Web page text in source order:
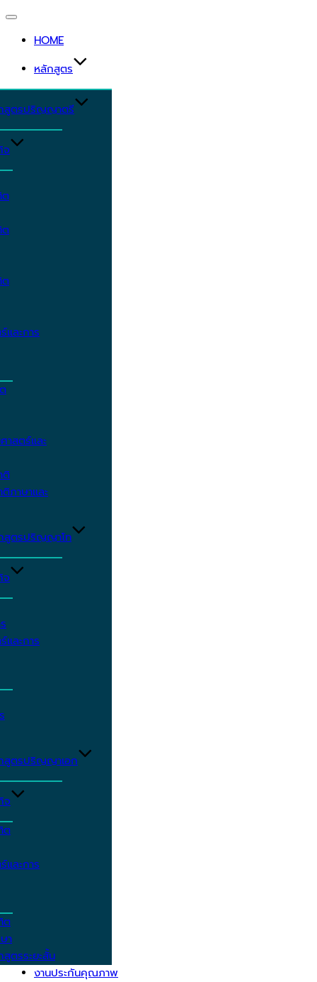
Toggle
navigation
HOME
หลักสูตร
สูตรปริญญาตรี
จ
ต
ต
ต
ละการ
สตร์และ
ติ
ภาษาและ
สูตรปริญญาโท
จ
ละการ
สูตรปริญญาเอก
จ
ต
ละการ
ต
า
ตรระยะสั้น
งานประกันคุณภาพ